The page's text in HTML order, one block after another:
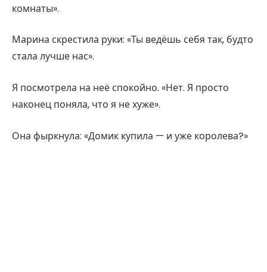
комнаты».
Марина скрестила руки: «Ты ведёшь себя так, будто
стала лучше нас».
Я посмотрела на неё спокойно. «Нет. Я просто
наконец поняла, что я не хуже».
Она фыркнула: «Домик купила — и уже королева?»